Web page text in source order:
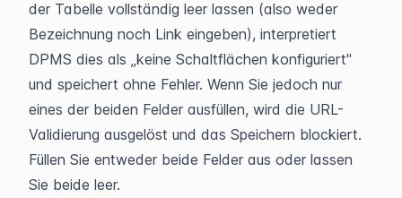
der Tabelle vollständig leer lassen (also weder
Bezeichnung noch Link eingeben), interpretiert
DPMS dies als „keine Schaltflächen konfiguriert"
und speichert ohne Fehler. Wenn Sie jedoch nur
eines der beiden Felder ausfüllen, wird die URL-
Validierung ausgelöst und das Speichern blockiert.
Füllen Sie entweder beide Felder aus oder lassen
Sie beide leer.